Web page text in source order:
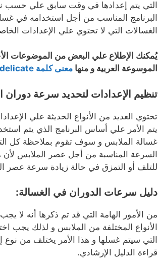
التي يتم إعدادها في وقت سابق علي حسب
البرنامج المناسب من أجل استخدامه في
الغسالات التي لا تحتوي علي الإعدادات
يُمكنك الإطلاع علي البعض من الموضوعات
الموسوعة العربية و منها معنى كلمة delicate في الغسالة
تنظيم الإعدادات لتحديد سرعة دوران
تحتوي العديد من الأنواع الحديثة علي
يتم الأمر علي أساس البرنامج الذي يتم
غسالة الملابس و سوف تقوم بملاحظة كل
السرعة المناسبة من أجل عصر الملابس
للتلف أو التمزق في حالة زيادة سرعة عصر
دليل سرعات الدوران في الغسالة:
من الأمور الهامة التي قد تم ذكرها أنه
الأنواع المختلفة من الملابس و لذلك يجب
التي سيتم غسلها و هذا الأمر يختلف من
قراءة الدليل الإرشادي.